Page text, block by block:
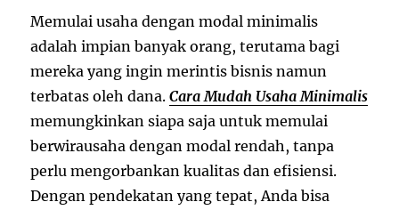
Memulai usaha dengan modal minimalis
adalah impian banyak orang, terutama bagi
mereka yang ingin merintis bisnis namun
terbatas oleh dana.Cara Mudah Usaha Minimalis
memungkinkan siapa saja untuk memulai
berwirausaha dengan modal rendah, tanpa
perlu mengorbankan kualitas dan efisiensi.
Dengan pendekatan yang tepat, Anda bisa